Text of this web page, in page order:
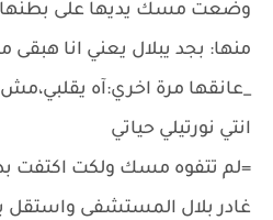
وضعت مسك يديها على بطنها
منها: بجد يبلال يعني انا هبقى
_عانقها مرة اخري:آه يقلبي،مش
انتي نورتيلي حياتي
=لم تتفوه مسك ولكت اكتفت
غادر بلال المستشفى